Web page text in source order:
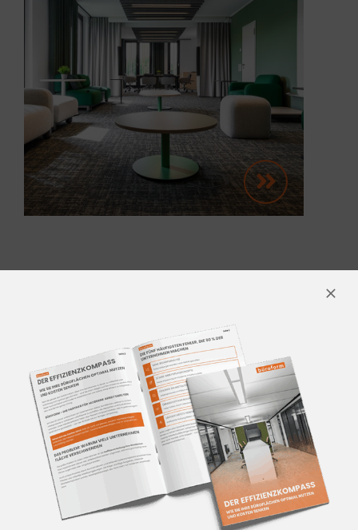
IHR PARTNERFÜR
EFFIZIENTE BÜROPLANUNG
UND KREATIVE
EINRICHTUNGSKONZEPTE.
Wir begleiten Sie in allen Phasen und
bringen Ihr Projekt zum Erfolg.